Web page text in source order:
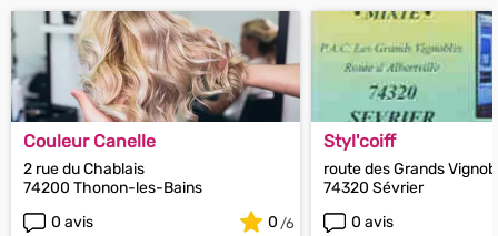
Couleur Canelle
2 rue du Chablais
74200 Thonon-les-Bains
0 avis
0
Styl'coiff
route des Grands
74320 Sévrier
0 avis